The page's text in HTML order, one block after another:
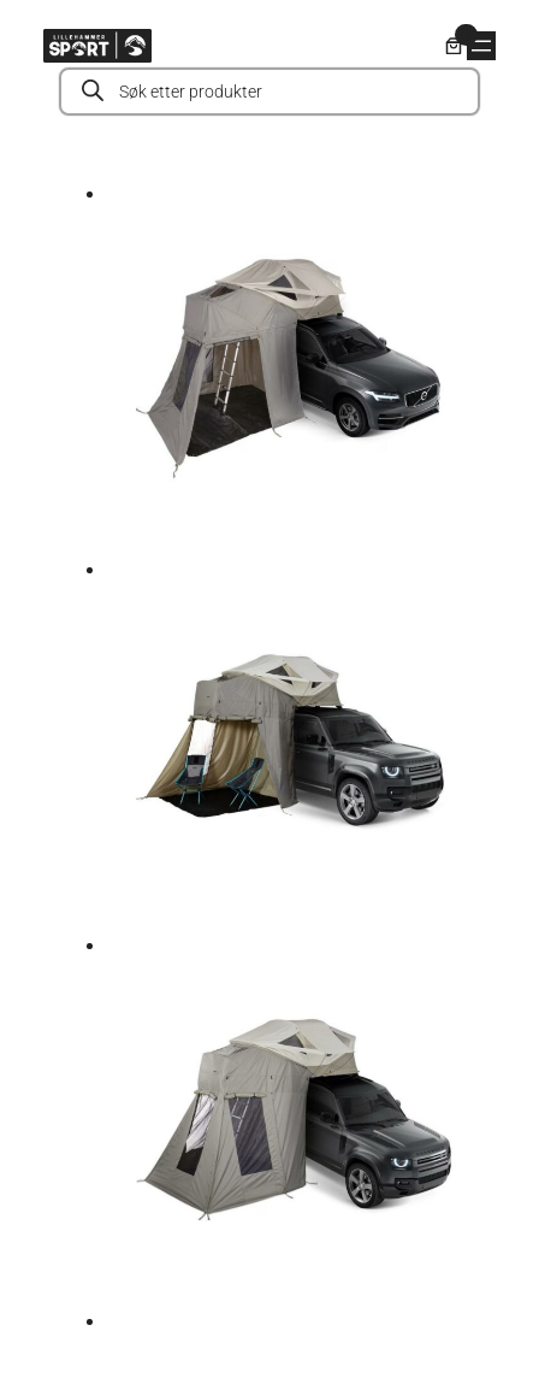
innholdProducts
search